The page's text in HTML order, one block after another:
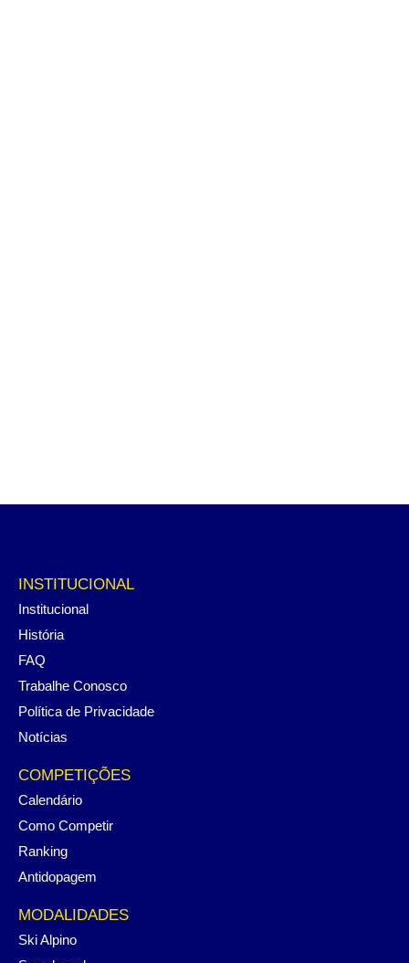
INSTITUCIONAL
Institucional
História
FAQ
Trabalhe Conosco
Política de Privacidade
Notícias
COMPETIÇÕES
Calendário
Como Competir
Ranking
Antidopagem
MODALIDADES
Ski Alpino